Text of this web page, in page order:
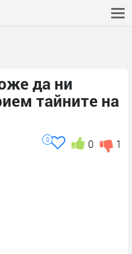
да ни
тайните на
1
0
0